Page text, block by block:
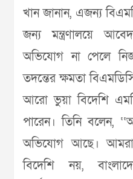
খান জানান, এজন্য
জন্য মন্ত্রণালয়ে
অভিযোগ না পেলে
তদন্তের ক্ষমতা
আরো ভুয়া বিদেশি
পারেন। তিনি বলেন,
অভিযোগ আছে।
বিদেশি নয়,